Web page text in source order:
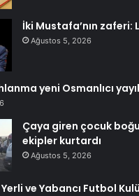
İki Mustafa’nın zaferi:
Ağustos 5, 2026
yeni Osmanlıcı
Çaya giren çocuk
ekipler kurtardı
Ağustos 5, 2026
ve Yabancı Futbol